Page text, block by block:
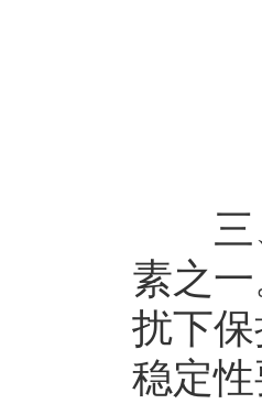
三、
素之
扰下
稳定